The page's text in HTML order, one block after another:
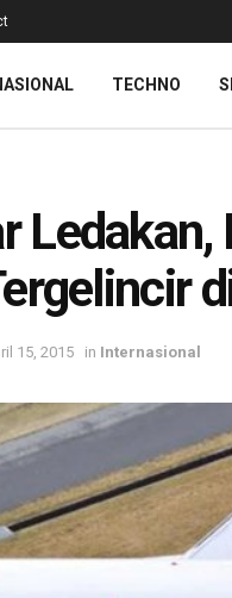
TECHNO
15, 2015 in Internasional